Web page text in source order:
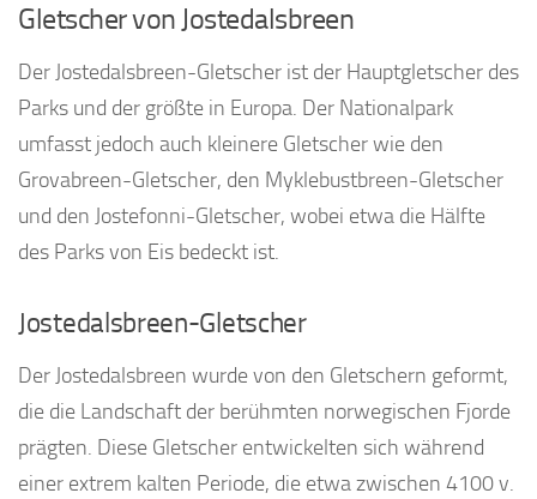
Gletscher von Jostedalsbreen
Der Jostedalsbreen-Gletscher ist der Hauptgletscher des
Parks und der größte in Europa. Der Nationalpark
umfasst jedoch auch kleinere Gletscher wie den
Grovabreen-Gletscher, den Myklebustbreen-Gletscher
und den Jostefonni-Gletscher, wobei etwa die Hälfte
des Parks von Eis bedeckt ist.
Jostedalsbreen-Gletscher
Der Jostedalsbreen wurde von den Gletschern geformt,
die die Landschaft der berühmten norwegischen Fjorde
prägten. Diese Gletscher entwickelten sich während
einer extrem kalten Periode, die etwa zwischen 4100 v.